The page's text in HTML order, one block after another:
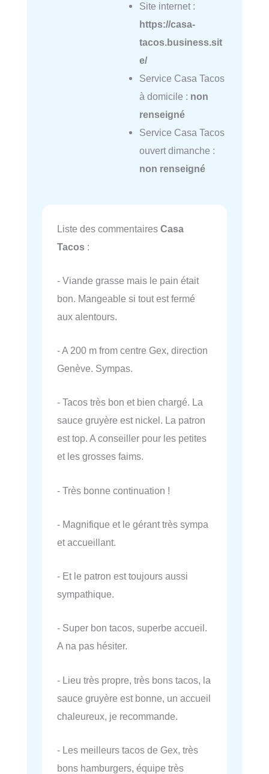
Site internet :
https://casa-
tacos.business.sit
e/
Service Casa Tacos
à domicile : non
renseigné
Service Casa Tacos
ouvert dimanche :
non renseigné
Liste des commentaires Casa
Tacos :
- Viande grasse mais le pain était
bon. Mangeable si tout est fermé
aux alentours.
- A 200 m from centre Gex, direction
Genève. Sympas.
- Tacos très bon et bien chargé. La
sauce gruyère est nickel. La patron
est top. A conseiller pour les petites
et les grosses faims.
- Très bonne continuation !
- Magnifique et le gérant très sympa
et accueillant.
- Et le patron est toujours aussi
sympathique.
- Super bon tacos, superbe accueil.
A na pas hésiter.
- Lieu très propre, très bons tacos, la
sauce gruyère est bonne, un accueil
chaleureux, je recommande.
- Les meilleurs tacos de Gex, très
bons hamburgers, équipe très